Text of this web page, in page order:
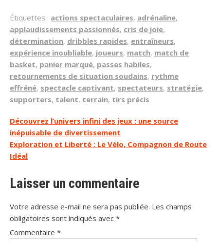
Étiquettes : actions spectaculaires, adrénaline,
applaudissements passionnés, cris de joie,
détermination, dribbles rapides, entraîneurs,
expérience inoubliable, joueurs, match, match de
basket, panier marqué, passes habiles,
retournements de situation soudains, rythme
effréné, spectacle captivant, spectateurs, stratégie,
supporters, talent, terrain, tirs précis
Navigation
de
l’article
Découvrez l’univers infini des jeux : une source
inépuisable de divertissement
Exploration et Liberté : Le Vélo, Compagnon de Route
Idéal
Laisser un commentaire
Votre adresse e-mail ne sera pas publiée. Les champs
obligatoires sont indiqués avec *
Commentaire *